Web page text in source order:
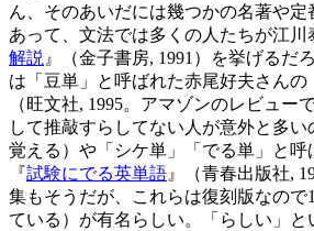
ん、そのあいだには幾つかの名著や定
あって、文法では多くの人たちが江川
解説 』（金子書房, 1991）を挙げるだ
は「豆単」と呼ばれた赤尾好夫さんの
（旺文社, 1995。アマゾンのレビュー
して推敲すらしてない人が意外と多
覚える）や「シケ単」「でる単」と呼
『試験にでる英単語 』（青春出版社,
集もそうだが、これらは復刻版なので
ている）が有名らしい。「らしい」と